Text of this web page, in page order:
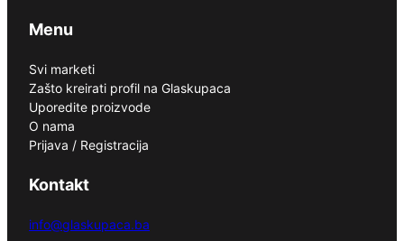
Menu
Svi marketi
Zašto kreirati profil na Glaskupaca
Uporedite proizvode
O nama
Prijava / Registracija
Kontakt
info@glaskupaca.ba